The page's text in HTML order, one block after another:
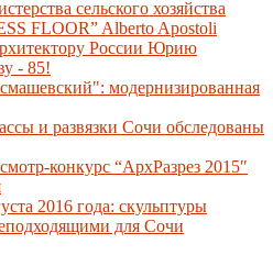
сельского хозяйства
FLOOR” Alberto Apostoli
России Юрию
- 85!
модернизированная
и развязки Сочи обследованы
конкурс “АрхРазрез 2015″
2016 года: скульптуры
для Сочи